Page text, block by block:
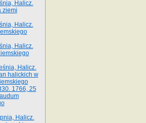
Halicz.
ziemi
Halicz.
Halicz.
Halicz.
halickich w
1766, 25
Halicz.